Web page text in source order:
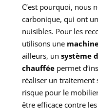
C’est pourquoi, nous
carbonique, qui ont
nuisibles. Pour les
utilisons une
ailleurs, un système
chauffée permet
réaliser un traitement
risque pour le
être efficace contre les